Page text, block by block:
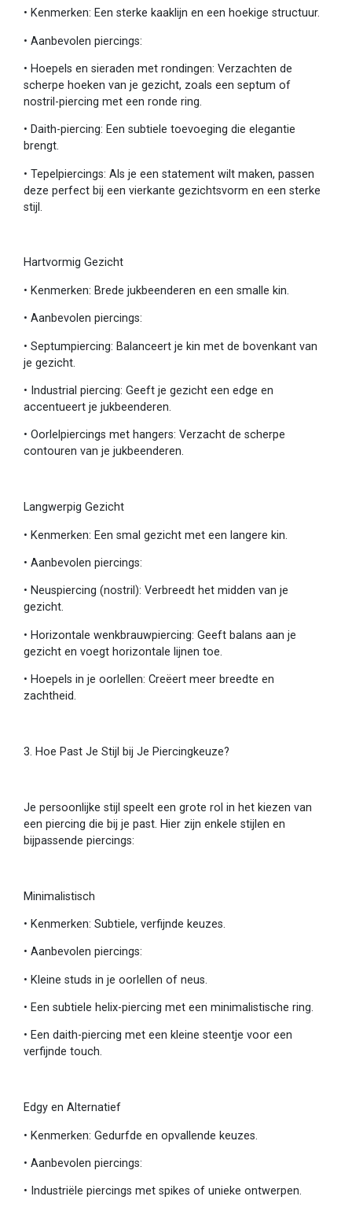
• Kenmerken: Een sterke kaaklijn en een hoekige structuur.
• Aanbevolen piercings:
• Hoepels en sieraden met rondingen: Verzachten de
scherpe hoeken van je gezicht, zoals een septum of
nostril-piercing met een ronde ring.
• Daith-piercing: Een subtiele toevoeging die elegantie
brengt.
• Tepelpiercings: Als je een statement wilt maken, passen
deze perfect bij een vierkante gezichtsvorm en een sterke
stijl.
Hartvormig Gezicht
• Kenmerken: Brede jukbeenderen en een smalle kin.
• Aanbevolen piercings:
• Septumpiercing: Balanceert je kin met de bovenkant van
je gezicht.
• Industrial piercing: Geeft je gezicht een edge en
accentueert je jukbeenderen.
• Oorlelpiercings met hangers: Verzacht de scherpe
contouren van je jukbeenderen.
Langwerpig Gezicht
• Kenmerken: Een smal gezicht met een langere kin.
• Aanbevolen piercings:
• Neuspiercing (nostril): Verbreedt het midden van je
gezicht.
• Horizontale wenkbrauwpiercing: Geeft balans aan je
gezicht en voegt horizontale lijnen toe.
• Hoepels in je oorlellen: Creëert meer breedte en
zachtheid.
3. Hoe Past Je Stijl bij Je Piercingkeuze?
Je persoonlijke stijl speelt een grote rol in het kiezen van
een piercing die bij je past. Hier zijn enkele stijlen en
bijpassende piercings:
Minimalistisch
• Kenmerken: Subtiele, verfijnde keuzes.
• Aanbevolen piercings:
• Kleine studs in je oorlellen of neus.
• Een subtiele helix-piercing met een minimalistische ring.
• Een daith-piercing met een kleine steentje voor een
verfijnde touch.
Edgy en Alternatief
• Kenmerken: Gedurfde en opvallende keuzes.
• Aanbevolen piercings:
• Industriële piercings met spikes of unieke ontwerpen.